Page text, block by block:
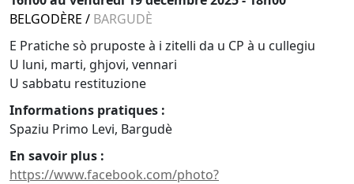
BELGODÈRE / BARGUDÈ
E Pratiche sò pruposte à i zitelli da u CP à u cullegiu
U luni, marti, ghjovi, vennari
U sabbatu restituzione
Informations pratiques :
Spaziu Primo Levi, Bargudè
En savoir plus :
https://www.facebook.com/photo?